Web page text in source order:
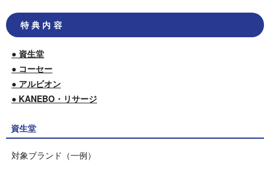
特典内容
● 資生堂
● コーセー
● アルビオン
● KANEBO・リサージ
資生堂
対象ブランド（一例）